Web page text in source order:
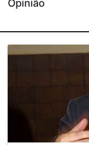
Opinião